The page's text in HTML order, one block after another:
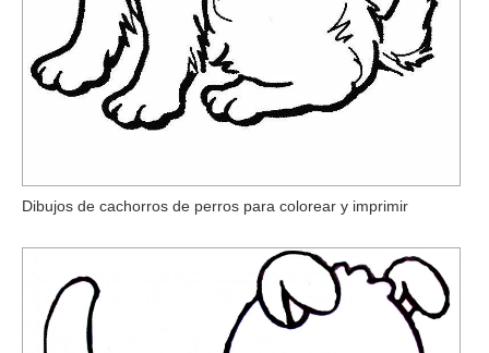
Dibujos de cachorros de perros para colorear y imprimir